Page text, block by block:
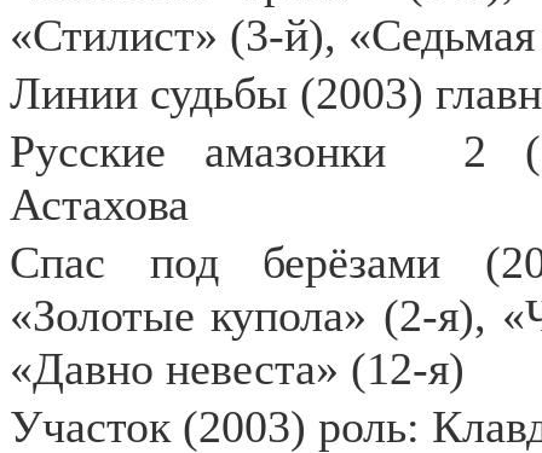
«Стилист» (3-й),
Линии судьбы (2003)
Русские амазонки
2
Астахова
Спас под берёзами
«Золотые купола» (2-я),
«Давно невеста» (12-я)
Участок (2003) роль: